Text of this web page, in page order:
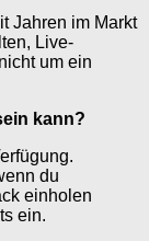
Jahren im Markt
Live-
um ein
kann?
du
einholen
ein.